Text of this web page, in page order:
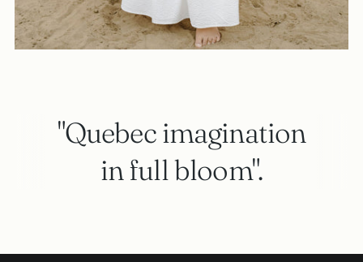
"Quebec imagination
in full bloom".